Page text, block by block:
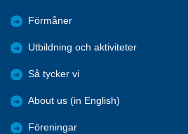
Förmåner
Utbildning och aktiviteter
Så tycker vi
About us (in English)
Föreningar